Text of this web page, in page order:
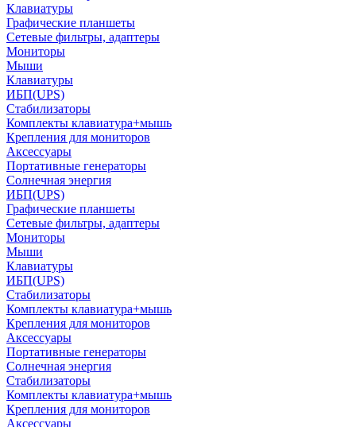
Клавиатуры
Графические планшеты
Сетевые фильтры, адаптеры
Мониторы
Мыши
Клавиатуры
ИБП(UPS)
Стабилизаторы
Комплекты клавиатура+мышь
Крепления для мониторов
Аксессуары
Портативные генераторы
Солнечная энергия
ИБП(UPS)
Графические планшеты
Сетевые фильтры, адаптеры
Мониторы
Мыши
Клавиатуры
ИБП(UPS)
Стабилизаторы
Комплекты клавиатура+мышь
Крепления для мониторов
Аксессуары
Портативные генераторы
Солнечная энергия
Стабилизаторы
Комплекты клавиатура+мышь
Крепления для мониторов
Аксессуары